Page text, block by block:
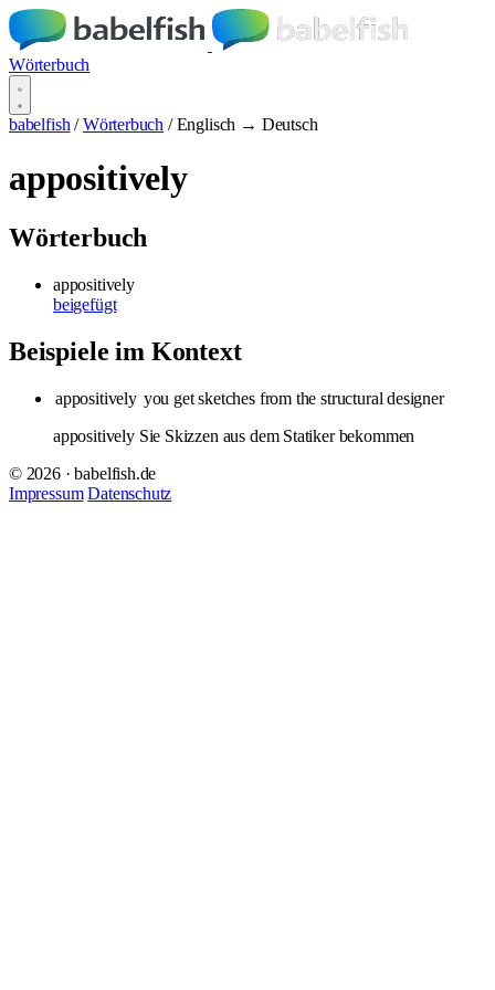
Wörterbuch
babelfish / Wörterbuch / Englisch → Deutsch
appositively
Wörterbuch
appositively
beigefügt
Beispiele im Kontext
appositively you get sketches from the structural designer
appositively Sie Skizzen aus dem Statiker bekommen
© 2026 · babelfish.de
Impressum Datenschutz